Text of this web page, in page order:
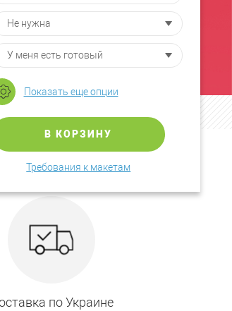
Показать еще опции
В КОРЗИНУ
Требования к макетам
по Украине